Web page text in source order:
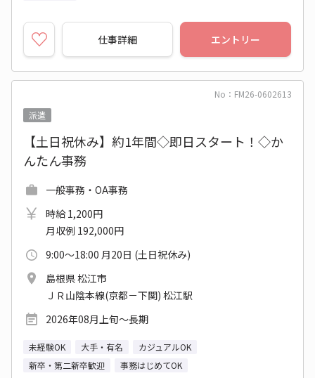
仕事詳細 エントリー
No：FM26-0602613
派遣
【土日祝休み】約1年間◇即日スタート！◇か
んたん事務
一般事務・OA事務
時給 1,200円
月収例 192,000円
9:00～18:00 月20日 (土日祝休み)
島根県 松江市
ＪＲ山陰本線(京都－下関) 松江駅
2026年08月上旬～長期
未経験OK 大手・有名
カジュアルOK
新卒・第二新卒歓迎
事務はじめてOK